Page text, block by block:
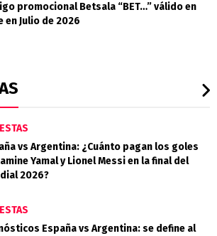
promocional Betsala “BET…” válido en
en Julio de 2026
vs Argentina: ¿Cuánto pagan los goles
Yamal y Lionel Messi en la final del
2026?
España vs Argentina: se define al